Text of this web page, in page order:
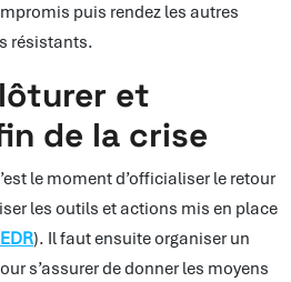
puis rendez les autres
résistants.
et
de la crise
le moment d’officialiser le retour
les outils et actions mis en place
EDR). Il faut ensuite organiser un
s’assurer de donner les moyens